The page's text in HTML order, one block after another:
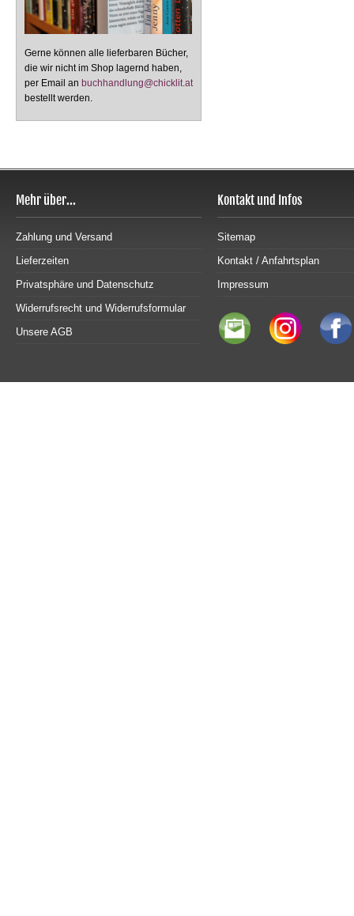
Gerne können alle lieferbaren Bücher,
die wir nicht im Shop lagernd haben,
per Email an buchhandlung@chicklit.at
bestellt werden.
Mehr über...
Zahlung und Versand
Lieferzeiten
Privatsphäre und Datenschutz
Widerrufsrecht und Widerrufsformular
Unsere AGB
Kontakt und Infos
Sitemap
Kontakt / Anfahrtsplan
Impressum